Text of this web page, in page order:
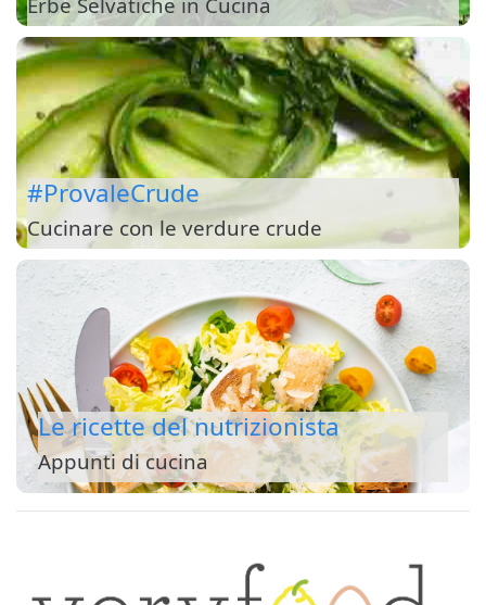
#ProvaleCrude
Cucinare con le verdure crude
Le ricette del nutrizionista
Appunti di cucina